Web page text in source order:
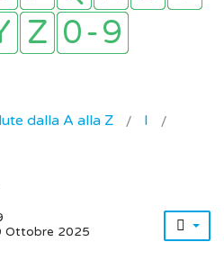
dalla A alla Z
I
Ottobre 2025